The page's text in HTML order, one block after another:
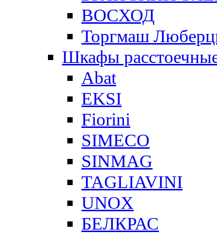
ВОСХОД
Торгмаш
Шкафы
Abat
EKSI
Fiorini
SIMECO
SINMAG
TAGLIAVINI
UNOX
БЕЛКРАС